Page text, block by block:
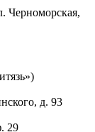
Черноморская,
д. 93
29